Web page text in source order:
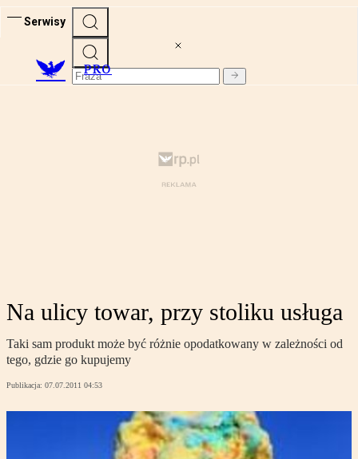
Serwisy
PRO
Na ulicy towar, przy stoliku usługa
Taki sam produkt może być różnie opodatkowany w zależności od
tego, gdzie go kupujemy
Publikacja: 07.07.2011 04:53